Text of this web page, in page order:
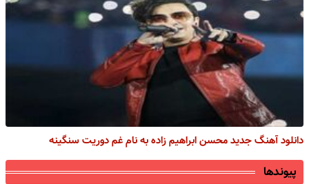
دانلود آهنگ جدید محسن ابراهیم زاده به نام غم دوریت سنگینه
پیوندها